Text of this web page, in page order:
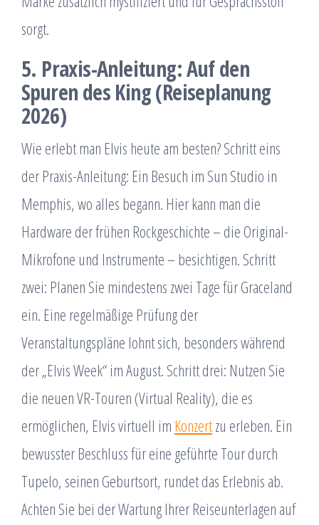
sorgt.
5. Praxis-Anleitung: Auf den
Spuren des King (Reiseplanung
2026)
Wie erlebt man Elvis heute am besten? Schritt eins
der Praxis-Anleitung: Ein Besuch im Sun Studio in
Memphis, wo alles begann. Hier kann man die
Hardware der frühen Rockgeschichte – die Original-
Mikrofone und Instrumente – besichtigen. Schritt
zwei: Planen Sie mindestens zwei Tage für Graceland
ein. Eine regelmäßige Prüfung der
Veranstaltungspläne lohnt sich, besonders während
der „Elvis Week“ im August. Schritt drei: Nutzen Sie
die neuen VR-Touren (Virtual Reality), die es
ermöglichen, Elvis virtuell im Konzertzu erleben. Ein
bewusster Beschluss für eine geführte Tour durch
Tupelo, seinen Geburtsort, rundet das Erlebnis ab.
Achten Sie bei der Wartung Ihrer Reiseunterlagen auf